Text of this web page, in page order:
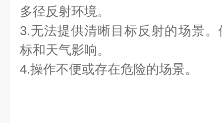
多径反射环境。
3.无法提供清晰目标反射的场景
标和天气影响。
4.操作不便或存在危险的场景。